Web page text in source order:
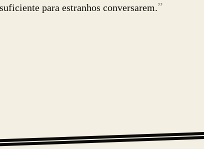
para estranhos conversarem.”